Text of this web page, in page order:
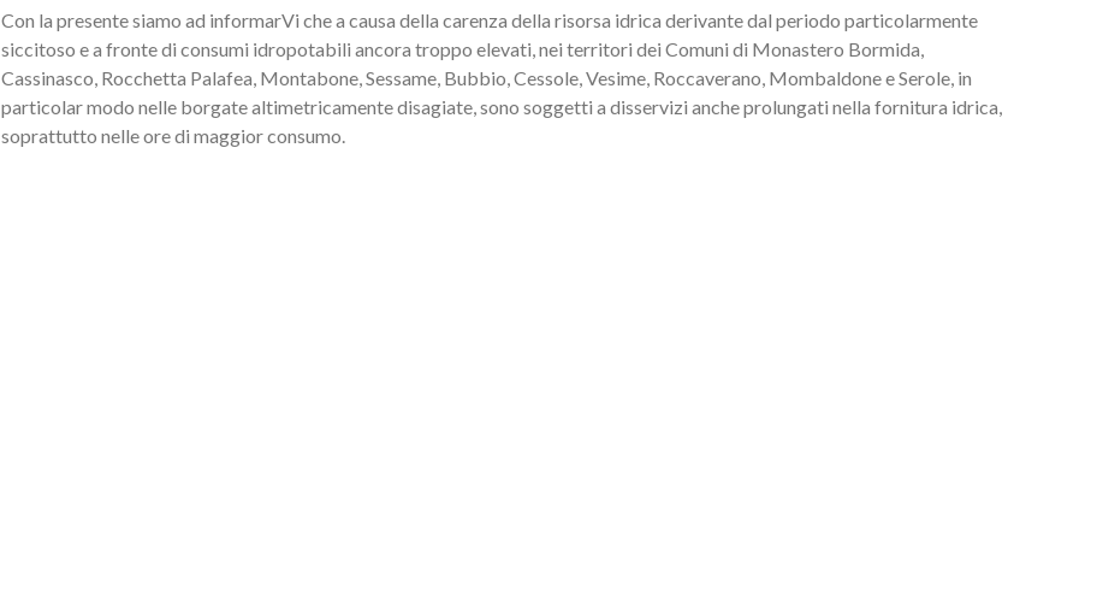
Con la presente siamo ad informarVi che a causa della carenza della risorsa idrica derivante dal periodo particolarmente
siccitoso e a fronte di consumi idropotabili ancora troppo elevati, nei territori dei Comuni di Monastero Bormida,
Cassinasco, Rocchetta Palafea, Montabone, Sessame, Bubbio, Cessole, Vesime, Roccaverano, Mombaldone e Serole, in
particolar modo nelle borgate altimetricamente disagiate, sono soggetti a disservizi anche prolungati nella fornitura idrica,
soprattutto nelle ore di maggior consumo.